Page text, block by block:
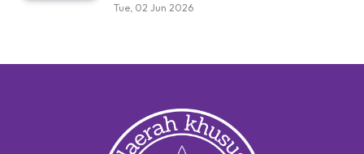
Tue, 02 Jun 2026